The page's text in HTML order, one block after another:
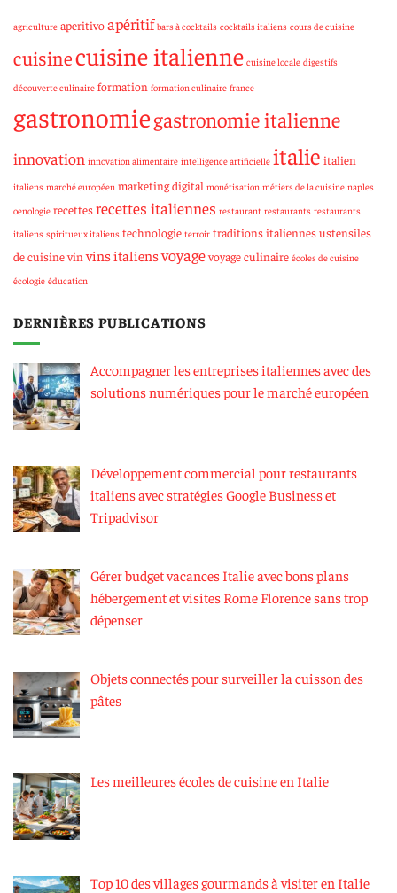
agriculture aperitivoapéritif bars à cocktails cocktails italiens cours de cuisine
cuisinecuisine italienne cuisine locale digestifs
découverte culinaire formation formation culinaire france
gastronomiegastronomie italienne
innovation innovation alimentaire intelligence artificielle italie italien
italiens marché européen marketing digital monétisation métiers de la cuisine naples
oenologie recettesrecettes italiennes restaurant restaurants restaurants
italiens spiritueux italiens technologie terroir traditions italiennesustensiles
de cuisinevin vins italiensvoyagevoyage culinaire écoles de cuisine
écologie éducation
DERNIÈRES PUBLICATIONS
Accompagner les entreprises italiennes avec des
solutions numériques pour le marché européen
Développement commercial pour restaurants
italiens avec stratégies Google Business et
Tripadvisor
Gérer budget vacances Italie avec bons plans
hébergement et visites Rome Florence sans trop
dépenser
Objets connectés pour surveiller la cuisson des
pâtes
Les meilleures écoles de cuisine en Italie
Top 10 des villages gourmands à visiter en Italie